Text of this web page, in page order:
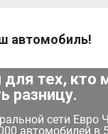
автомобиль!
тех, кто
разницу.
сети Евро
автомобилей в